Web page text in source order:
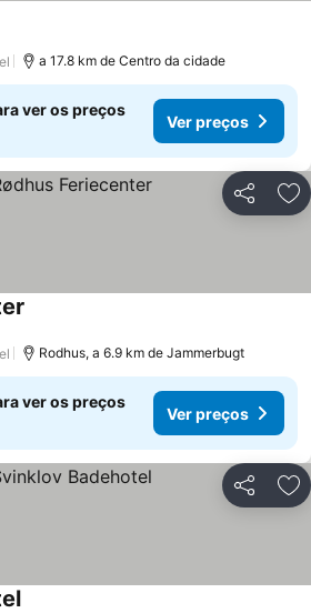
a 17.8 km de Centro da cidade
ver os preços
Ver preços
Partilhar
Rodhus, a 6.9 km de Jammerbugt
ver os preços
Ver preços
Partilhar